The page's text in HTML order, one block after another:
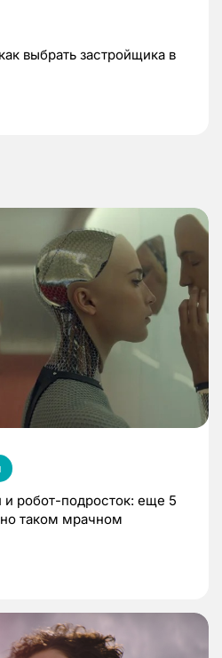
выбрать застройщика в
робот-подросток: еще 5
таком мрачном